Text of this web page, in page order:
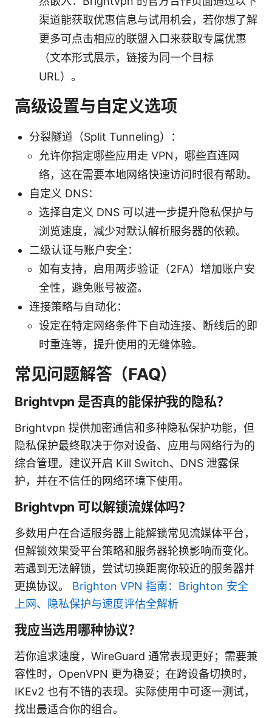
渠道能获取优惠信息与试用机会，若你想了解
更多可点击相应的联盟入口来获取专属优惠
（文本形式展示，链接为同一个目标
URL）。
高级设置与自定义选项
分裂隧道（Split Tunneling）：
允许你指定哪些应用走 VPN，哪些直连网
络，这在需要本地网络快速访问时很有帮助。
自定义 DNS：
选择自定义 DNS 可以进一步提升隐私保护与
浏览速度，减少对默认解析服务器的依赖。
二级认证与账户安全：
如有支持，启用两步验证（2FA）增加账户安
全性，避免账号被盗。
连接策略与自动化：
设定在特定网络条件下自动连接、断线后的即
时重连等，提升使用的无缝体验。
常见问题解答（FAQ）
Brightvpn 是否真的能保护我的隐私？
Brightvpn 提供加密通信和多种隐私保护功能，但
隐私保护最终取决于你对设备、应用与网络行为的
综合管理。建议开启 Kill Switch、DNS 泄露保
护，并在不信任的网络环境下使用。
Brightvpn 可以解锁流媒体吗？
多数用户在合适服务器上能解锁常见流媒体平台，
但解锁效果受平台策略和服务器轮换影响而变化。
若遇到无法解锁，尝试切换距离你较近的服务器并
更换协议。 Brighton VPN 指南：Brighton 安全
上网、隐私保护与速度评估全解析
我应当选用哪种协议？
若你追求速度，WireGuard 通常表现更好；需要兼
容性时，OpenVPN 更为稳妥；在跨设备切换时，
IKEv2 也有不错的表现。实际使用中可逐一测试，
找出最适合你的组合。